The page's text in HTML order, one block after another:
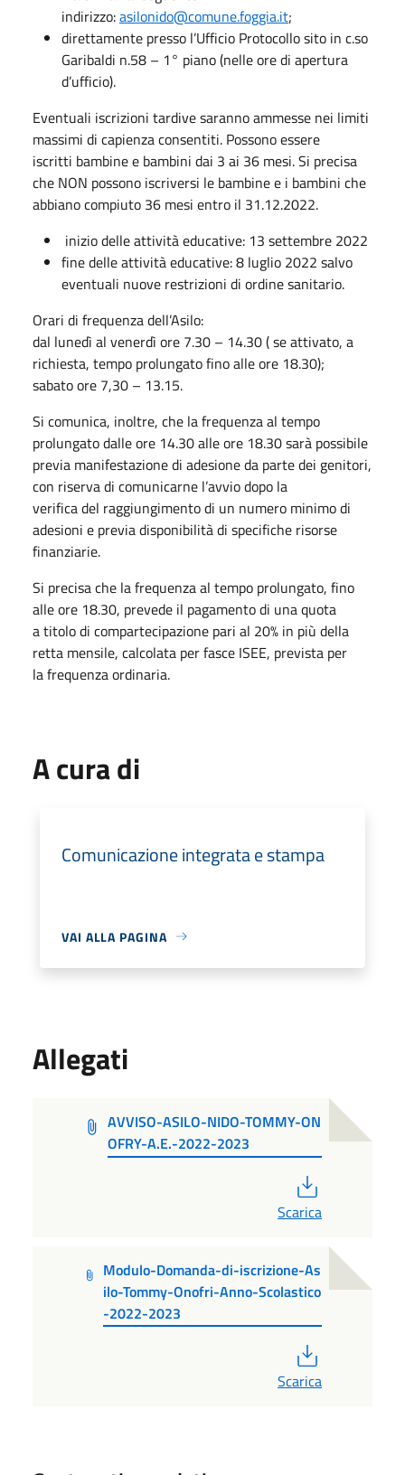
indirizzo:asilonido@comune.foggia.it;
direttamente presso l’Ufficio Protocollo sito in c.so
Garibaldi n.58 – 1° piano (nelle ore di apertura
d’ufficio).
Eventuali iscrizioni tardive saranno ammesse nei limiti
massimi di capienza consentiti. Possono essere
iscritti bambine e bambini dai 3 ai 36 mesi. Si precisa
che NON possono iscriversi le bambine e i bambini che
abbiano compiuto 36 mesi entro il 31.12.2022.
inizio delle attività educative: 13 settembre 2022
fine delle attività educative: 8 luglio 2022 salvo
eventuali nuove restrizioni di ordine sanitario.
Orari di frequenza dell’Asilo:
dal lunedì al venerdì ore 7.30 – 14.30 ( se attivato, a
richiesta, tempo prolungato fino alle ore 18.30);
sabato ore 7,30 – 13.15.
Si comunica, inoltre, che la frequenza al tempo
prolungato dalle ore 14.30 alle ore 18.30 sarà possibile
previa manifestazione di adesione da parte dei genitori,
con riserva di comunicarne l’avvio dopo la
verifica del raggiungimento di un numero minimo di
adesioni e previa disponibilità di specifiche risorse
finanziarie.
Si precisa che la frequenza al tempo prolungato, fino
alle ore 18.30, prevede il pagamento di una quota
a titolo di compartecipazione pari al 20% in più della
retta mensile, calcolata per fasce ISEE, prevista per
la frequenza ordinaria.
A cura di
Comunicazione integrata e stampa
VAI ALLA PAGINA
Allegati
AVVISO-ASILO-NIDO-TOMMY-ON
OFRY-A.E.-2022-2023
Scarica
Modulo-Domanda-di-iscrizione-As
ilo-Tommy-Onofri-Anno-Scolastico
-2022-2023
Scarica